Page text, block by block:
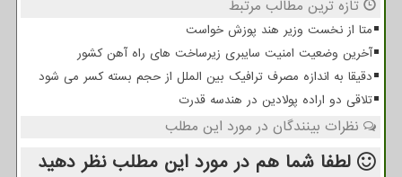
تازه ترین مطالب مرتبط
متا از نخست وزیر هند پوزش خواست
آخرین وضعیت امنیت سایبری زیرساخت های راه آهن کشور
دقیقا به اندازه مصرف ترافیک بین الملل از حجم بسته کسر می شود
تلاقی دو اراده پولادین در هندسه قدرت
نظرات بینندگان در مورد این مطلب
لطفا شما هم در مورد این مطلب نظر دهید